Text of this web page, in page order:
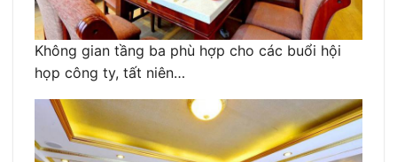
Không gian tầng ba phù hợp cho các buổi hội
họp công ty, tất niên…